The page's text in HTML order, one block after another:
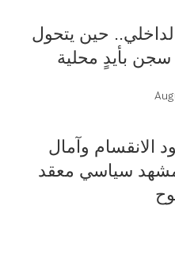
حين يتحول
بأيدٍ محلية
الانقسام وآمال
سياسي معقد